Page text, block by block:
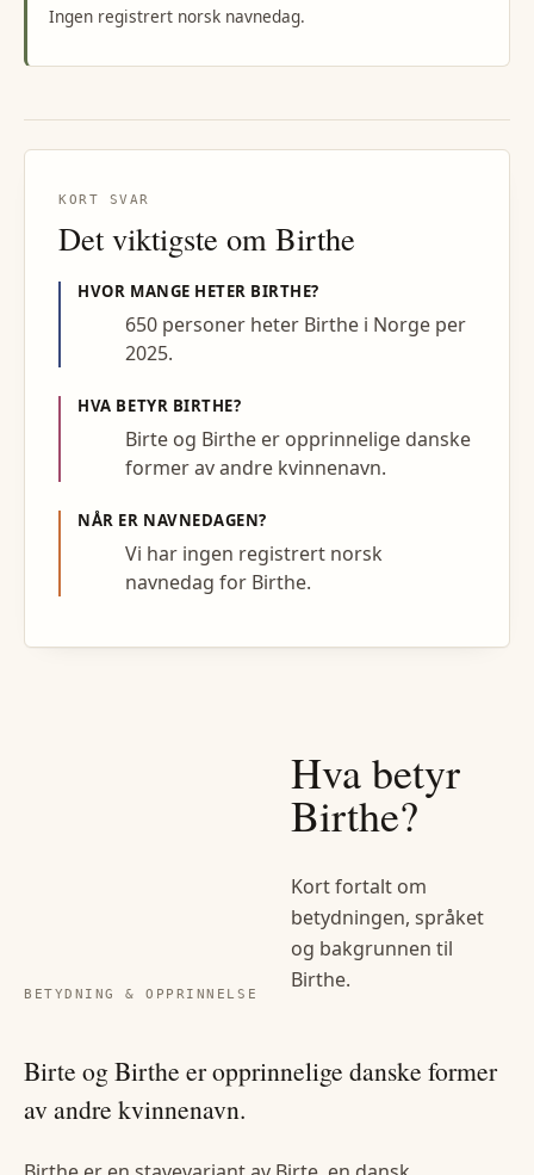
Ingen registrert norsk navnedag.
KORT SVAR
Det viktigste om Birthe
HVOR MANGE HETER BIRTHE?
650 personer heter Birthe i Norge per
2025.
HVA BETYR BIRTHE?
Birte og Birthe er opprinnelige danske
former av andre kvinnenavn.
NÅR ER NAVNEDAGEN?
Vi har ingen registrert norsk
navnedag for Birthe.
BETYDNING & OPPRINNELSE
Hva betyr
Birthe?
Kort fortalt om
betydningen, språket
og bakgrunnen til
Birthe.
Birte og Birthe er opprinnelige danske former
av andre kvinnenavn.